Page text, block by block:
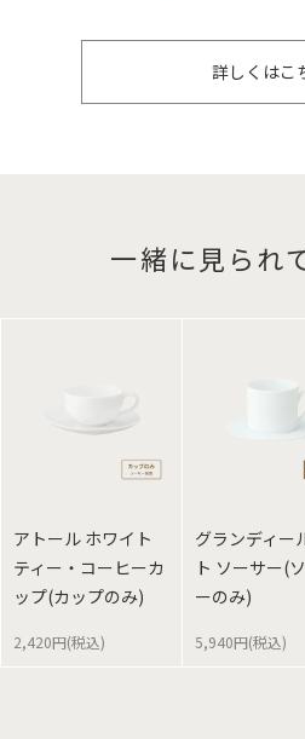
詳しくはこ
一緒に見られ
アトール ホワイト
ティー・コーヒーカ
ップ(カップのみ)
2,420円(税込)
グランディー
ト ソーサー(
ーのみ)
5,940円(税込)